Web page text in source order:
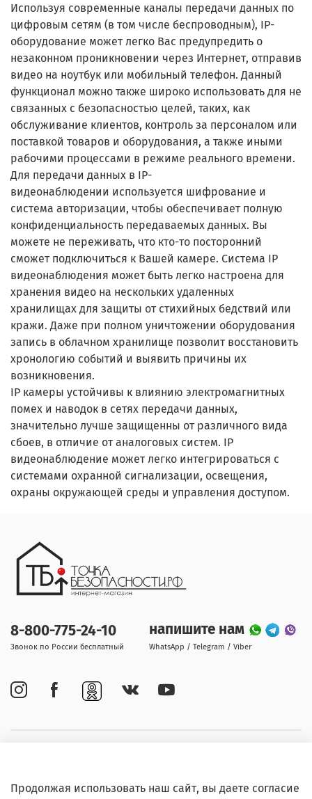
Используя современные каналы передачи данных по
цифровым сетям (в том числе беспроводным), IP-
оборудование может легко Вас предупредить о
незаконном проникновении через Интернет, отправив
видео на ноутбук или мобильный телефон. Данный
функционал можно также широко использовать для не
связанных с безопасностью целей, таких, как
обслуживание клиентов, контроль за персоналом или
поставкой товаров и оборудования, а также иными
рабочими процессами в режиме реального времени.
Для передачи данных в IP-
видеонаблюдении используется шифрование и
система авторизации, чтобы обеспечивает полную
конфиденциальность передаваемых данных. Вы
можете не переживать, что кто-то посторонний
сможет подключиться к Вашей камере. Система IP
видеонаблюдения может быть легко настроена для
хранения видео на нескольких удаленных
хранилищах для защиты от стихийных бедствий или
кражи. Даже при полном уничтожении оборудования
запись в облачном хранилище позволит восстановить
хронологию событий и выявить причины их
возникновения.
IP камеры устойчивы к влиянию электромагнитных
помех и наводок в сетях передачи данных,
значительно лучше защищенны от различного вида
сбоев, в отличие от аналоговых систем. IP
видеонаблюдение может легко интегрироваться с
системами охранной сигнализации, освещения,
охраны окружающей среды и управления доступом.
Информация
8-800-775-24-10
Звонок по России бесплатный
напишите нам
WhatsApp / Telegram / Viber
Продолжая использовать наш сайт, вы даете согласие